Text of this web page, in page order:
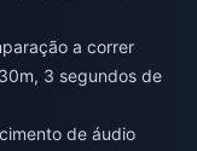
a correr
3 segundos de
de áudio